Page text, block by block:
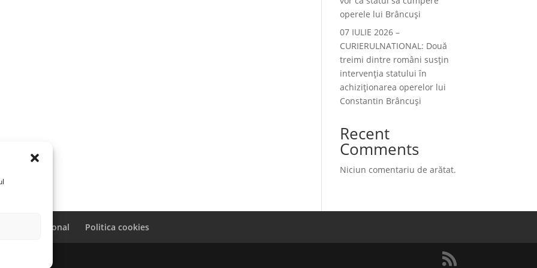
operele lui Brâncuși
07 IULIE 2026 –
CURIERULNATIONAL: Două
treimi dintre români susțin
intervenția statului în
achiziționarea operelor lui
Constantin Brâncuși
Recent
Comments
Niciun comentariu de arătat.
personal Politica cookies